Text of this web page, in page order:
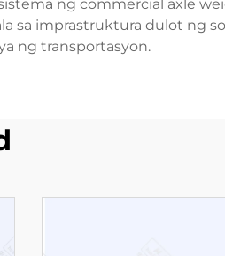
ng commercial axle
sa imprastruktura dulot ng
ng transportasyon.